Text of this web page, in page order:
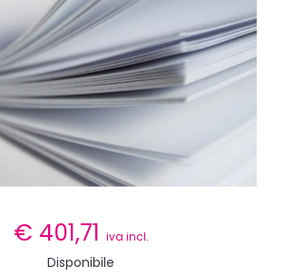
€ 401,71 iva incl.
Disponibile